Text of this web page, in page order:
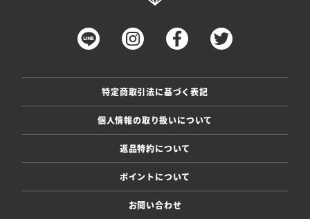
特定商取引法に基づく表記
個人情報の取り扱いについて
返品特約について
ポイントについて
お問い合わせ